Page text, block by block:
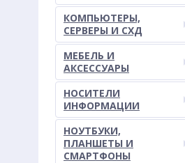
КОМПЬЮТЕРЫ,
СЕРВЕРЫ И СХД
МЕБЕЛЬ И
АКСЕССУАРЫ
НОСИТЕЛИ
ИНФОРМАЦИИ
НОУТБУКИ,
ПЛАНШЕТЫ И
СМАРТФОНЫ